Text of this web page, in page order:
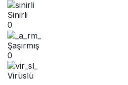
Sinirli
0
Şaşırmış
0
Virüslü